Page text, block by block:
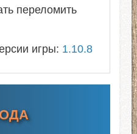
переломить
игры: 1.10.8